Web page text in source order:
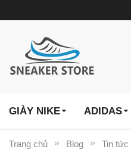
GIÀY NIKE ADIDAS
Trang chủ Blog Tin tức